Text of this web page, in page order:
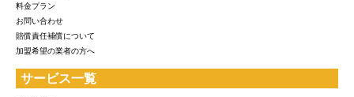
料金プラン
お問い合わせ
賠償責任補償について
加盟希望の業者の方へ
サービス一覧